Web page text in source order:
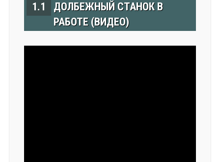
1.1
ДОЛБЕЖНЫЙ СТАНОК В
РАБОТЕ (ВИДЕО)